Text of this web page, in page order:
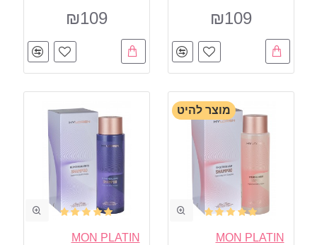
₪109
₪109
מוצר להיט
MON PLATIN
MON PLATIN